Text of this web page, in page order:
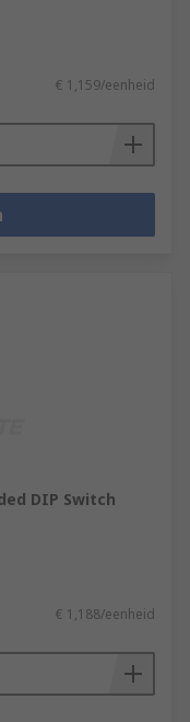
€ 1,159/eenheid
DIP Switch
€ 1,188/eenheid